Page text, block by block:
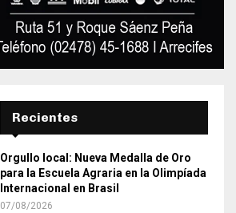
Recientes
Orgullo local: Nueva Medalla de Oro
para la Escuela Agraria en la Olimpíada
Internacional en Brasil
07/08/2026